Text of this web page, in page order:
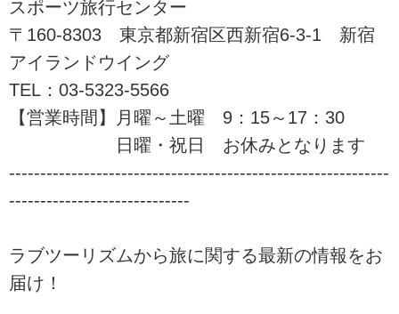
「Karrimor（カリマー）」のザッ
クが当たるキャンペーンを実施
中！ツアーの検索・ご予約も簡単
です。
スポーツ旅行センター
〒160-8303 東京都新宿区西新宿6-3-1 新宿
アイランドウイング
TEL：03-5323-5566
【営業時間】月曜～土曜 9：15～17：30
日曜・祝日 お休みとなります
-------------------------------------------------------------
-----------------------------
ラブツーリズムから旅に関する最新の情報をお
届け！